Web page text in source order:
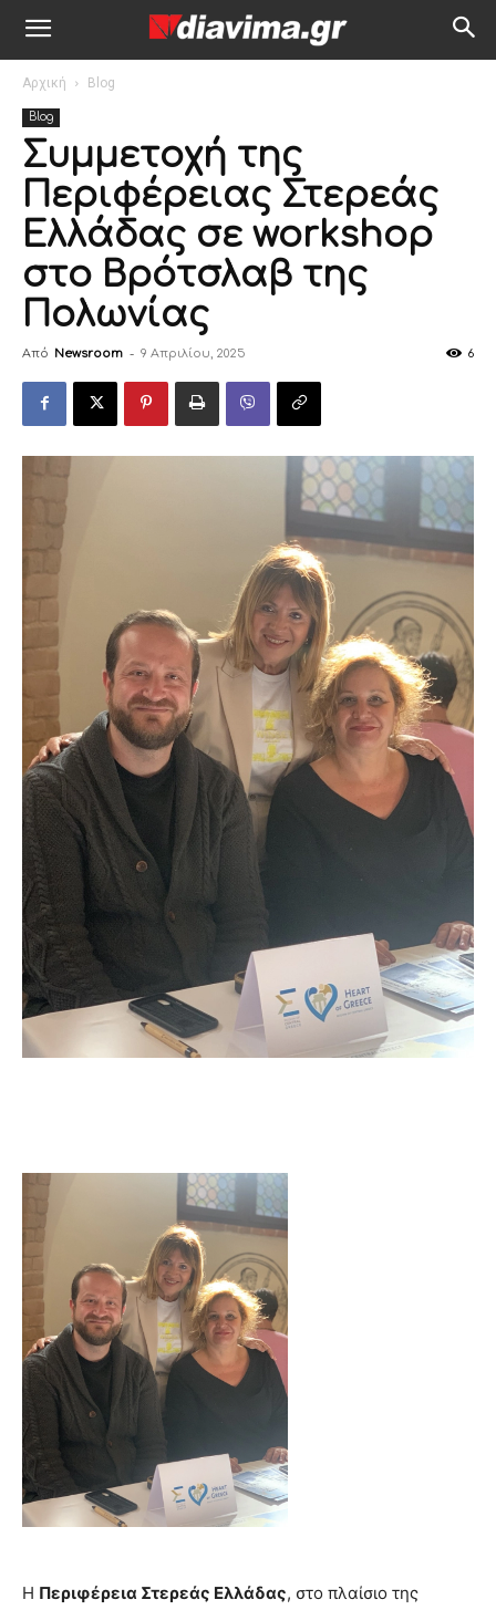
Αρχική Blog
Blog
Συμμετοχή της
Περιφέρειας Στερεάς
Ελλάδας σε workshop
στο Βρότσλαβ της
Πολωνίας
Από Newsroom - 9 Απριλίου, 2025 6
Η Περιφέρεια Στερεάς Ελλάδας, στο πλαίσιο της